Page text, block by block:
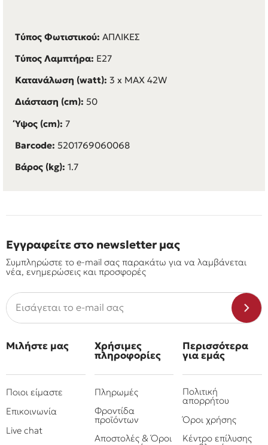
Τύπος Φωτιστικού: ΑΠΛΙΚΕΣ
Τύπος Λαμπτήρα: E27
Κατανάλωση (watt): 3 x MAX 42W
Διάσταση (cm): 50
Ύψος (cm): 7
Barcode: 5201769060068
Βάρος (kg): 1.7
Εγγραφείτε στο newsletter μας
Συμπληρώστε το e-mail σας παρακάτω για να λαμβάνεται
νέα, ενημερώσεις και προσφορές
Μιλήστε μας
Ποιοι είμαστε
Επικοινωνία
Live chat
Χρήσιμες
πληροφορίες
Πληρωμές
Φροντίδα
προϊόντων
Αποστολές & Όροι
Περισσότερα
για εμάς
Πολιτική
απορρήτου
Όροι χρήσης
Κέντρο επίλυσης